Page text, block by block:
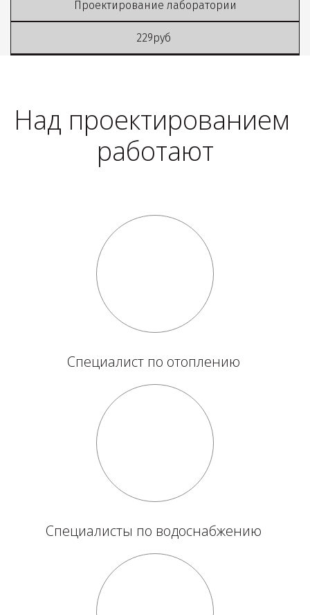
Проектирование лаборатории
229руб
Над проектированием
работают
Специалист по отоплению
Специалисты по водоснабжению